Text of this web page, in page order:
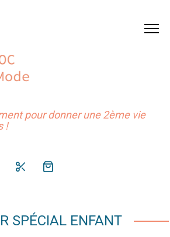
pour donner une 2ème vie
!
SPÉCIAL ENFANT